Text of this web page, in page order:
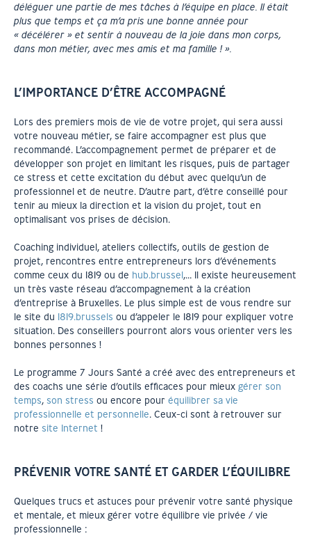
déléguer une partie de mes tâches à l’équipe en place. Il était
plus que temps et ça m’a pris une bonne année pour
« décélérer » et sentir à nouveau de la joie dans mon corps,
dans mon métier, avec mes amis et ma famille ! ».
L’IMPORTANCE D’ÊTRE ACCOMPAGNÉ
Lors des premiers mois de vie de votre projet, qui sera aussi
votre nouveau métier, se faire accompagner est plus que
recommandé. L’accompagnement permet de préparer et de
développer son projet en limitant les risques, puis de partager
ce stress et cette excitation du début avec quelqu’un de
professionnel et de neutre. D’autre part, d’être conseillé pour
tenir au mieux la direction et la vision du projet, tout en
optimalisant vos prises de décision.
Coaching individuel, ateliers collectifs, outils de gestion de
projet, rencontres entre entrepreneurs lors d’événements
comme ceux du 1819 ou de hub.brussel,… Il existe heureusement
un très vaste réseau d’accompagnement à la création
d’entreprise à Bruxelles. Le plus simple est de vous rendre sur
le site du 1819.brussels ou d’appeler le 1819 pour expliquer votre
situation. Des conseillers pourront alors vous orienter vers les
bonnes personnes !
Le programme 7 Jours Santé a créé avec des entrepreneurs et
des coachs une série d’outils efficaces pour mieux gérer son
temps, son stress ou encore pour équilibrer sa vie
professionnelle et personnelle. Ceux-ci sont à retrouver sur
notre site Internet !
PRÉVENIR VOTRE SANTÉ ET GARDER L’ÉQUILIBRE
Quelques trucs et astuces pour prévenir votre santé physique
et mentale, et mieux gérer votre équilibre vie privée / vie
professionnelle :